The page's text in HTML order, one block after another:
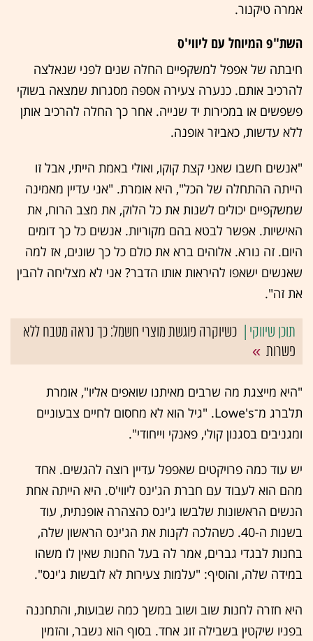
אמרה טיקנור.
השת"פ המיוחל עם ליווי'ס
חיבתה של אפפל למשקפיים החלה שנים לפני שנאלצה
להרכיב אותם. כנערה צעירה אספה מסגרות שמצאה בשוקי
פשפשים או במכירות יד שנייה. אחר כך החלה להרכיב אותן
ללא עדשות, כאביזר אופנה.
"אנשים חשבו שאני קצת קוקו, ואולי באמת הייתי, אבל זו
הייתה ההתחלה של הכל", היא אומרת. "אני עדיין מאמינה
שמשקפיים יכולים לשנות את כל הלוק, את מצב הרוח, את
האישיות. אפשר לבטא בהם מקוריות. אנשים כל כך דומים
היום. זה נורא. אלוהים ברא את כולם כל כך שונים, אז למה
שאנשים ישאפו להיראות אותו הדבר? אני לא מצליחה להבין
את זה".
כשיוקרה פוגשת מוצרי חשמל: כך נראה מטבח ללא
פשרות
"היא מייצגת מה שרבים מאיתנו שואפים אליו", אומרת
תלברג מ־Lowe's. "גיל הוא לא מחסום לחיים צבעוניים
ומגניבים בסגנון קולי, פאנקי וייחודי".
יש עוד כמה פרויקטים שאפפל עדיין רוצה להגשים. אחד
מהם הוא לעבוד עם חברת הג'ינס ליווי'ס. היא הייתה אחת
הנשים הראשונות שלבשו ג'ינס כהצהרה אופנתית, עוד
בשנות ה-40. כשהלכה לקנות את הג'ינס הראשון שלה,
בחנות לבגדי גברים, אמר לה בעל החנות שאין לו משהו
במידה שלה, והוסיף: "עלמות צעירות לא לובשות ג'ינס".
היא חזרה לחנות שוב ושוב במשך כמה שבועות, והתחננה
בפניו שיקטין בשבילה זוג אחד. בסוף הוא נשבר, והזמין